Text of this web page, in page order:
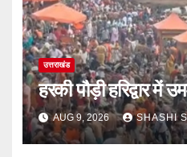
उत्तराखंड
हरकी पौड़ी हरिद्वार में
AUG 9, 2026 SHASHI